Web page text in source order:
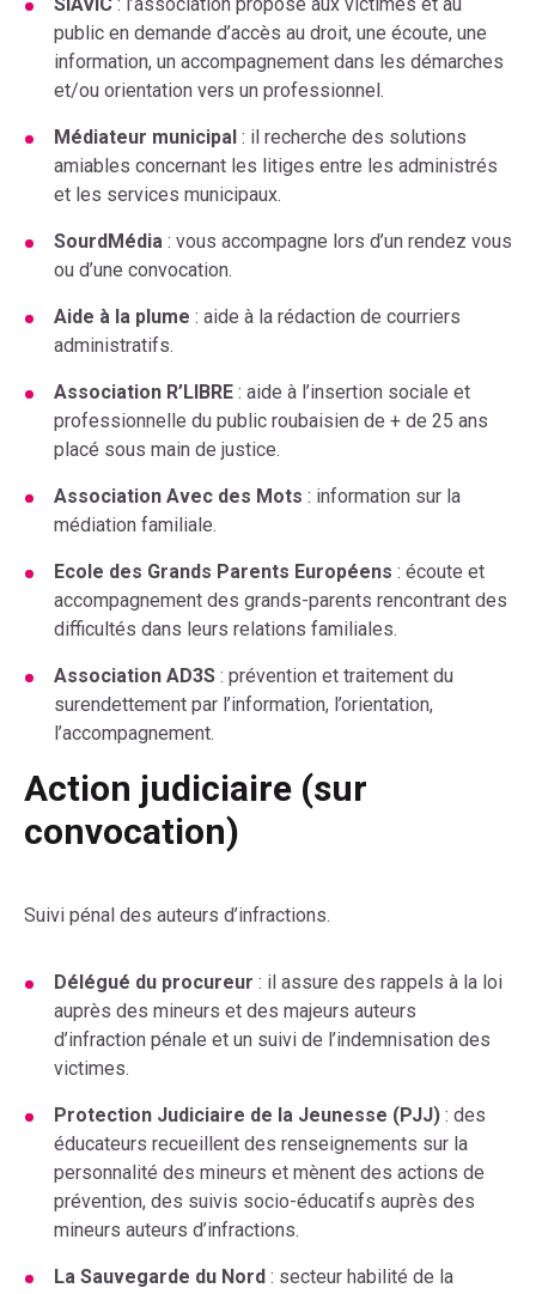
public en demande d’accès au droit, une écoute, une
information, un accompagnement dans les démarches
et/ou orientation vers un professionnel.
Médiateur municipal : il recherche des solutions
amiables concernant les litiges entre les administrés
et les services municipaux.
SourdMédia : vous accompagne lors d’un rendez vous
ou d’une convocation.
Aide à la plume : aide à la rédaction de courriers
administratifs.
Association R’LIBRE : aide à l’insertion sociale et
professionnelle du public roubaisien de + de 25 ans
placé sous main de justice.
Association Avec des Mots : information sur la
médiation familiale.
Ecole des Grands Parents Européens : écoute et
accompagnement des grands-parents rencontrant des
difficultés dans leurs relations familiales.
Association AD3S : prévention et traitement du
surendettement par l’information, l’orientation,
l’accompagnement.
Action judiciaire (sur
convocation)
Suivi pénal des auteurs d’infractions.
Délégué du procureur : il assure des rappels à la loi
auprès des mineurs et des majeurs auteurs
d’infraction pénale et un suivi de l’indemnisation des
victimes.
Protection Judiciaire de la Jeunesse (PJJ) : des
éducateurs recueillent des renseignements sur la
personnalité des mineurs et mènent des actions de
prévention, des suivis socio-éducatifs auprès des
mineurs auteurs d’infractions.
La Sauvegarde du Nord : secteur habilité de la